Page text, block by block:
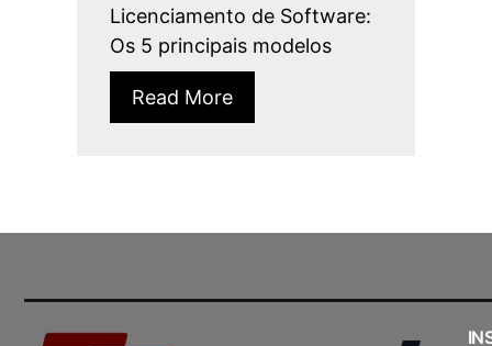
Licenciamento de Software:
Os 5 principais modelos
Read More